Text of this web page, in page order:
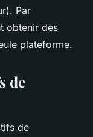
Par
obtenir des
plateforme.
de
de